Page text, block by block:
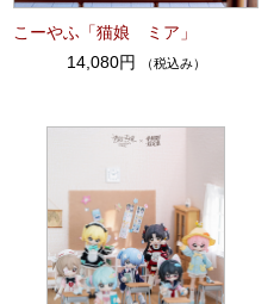
こーやふ「猫娘 ミア」
14,080円
（税込み）